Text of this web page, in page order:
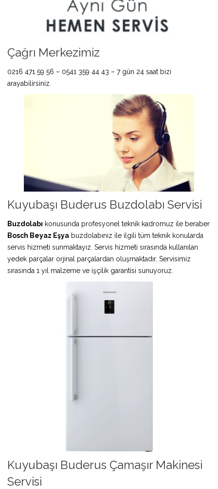
Çağrı Merkezimiz
0216 471 59 56 – 0541 359 44 43 – 7 gün 24 saat bizi
arayabilirsiniz.
Kuyubaşı Buderus Buzdolabı Servisi
Buzdolabı konusunda profesyonel teknik kadromuz ile beraber
Bosch Beyaz Eşya buzdolabınız ile ilgili tüm teknik konularda
servis hizmeti sunmaktayız. Servis hizmeti sırasında kullanılan
yedek parçalar orjinal parçalardan oluşmaktadır. Servisimiz
sırasında 1 yıl malzeme ve işçilik garantisi sunuyoruz.
Kuyubaşı Buderus Çamaşır Makinesi
Servisi